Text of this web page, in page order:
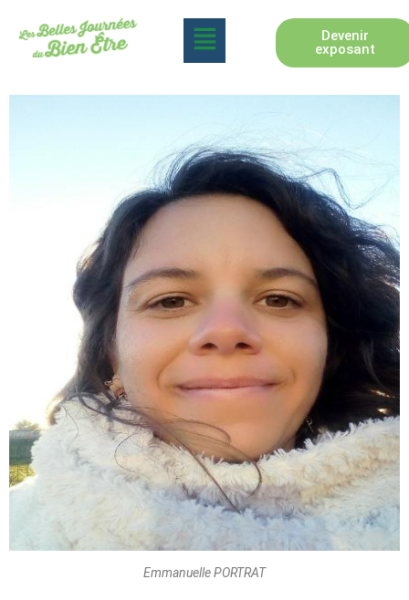
Devenir
exposant
Emmanuelle PORTRAT